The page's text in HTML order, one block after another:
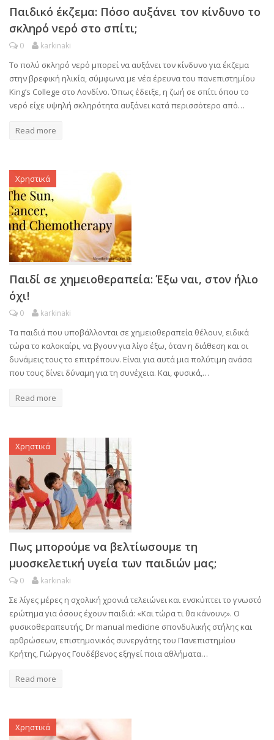
Παιδικό έκζεμα: Πόσο αυξάνει τον κίνδυνο το
σκληρό νερό στο σπίτι;
0 karkinaki
Το πολύ σκληρό νερό μπορεί να αυξάνει τον κίνδυνο για έκζεμα
στην βρεφική ηλικία, σύμφωνα με νέα έρευνα του πανεπιστημίου
King’s College στο Λονδίνο. Όπως έδειξε, η ζωή σε σπίτι όπου το
νερό είχε υψηλή σκληρότητα αυξάνει κατά περισσότερο από…
Read more
Χρηστικά
Παιδί σε χημειοθεραπεία: Έξω ναι, στον ήλιο
όχι!
0 karkinaki
Τα παιδιά που υποβάλλονται σε χημειοθεραπεία θέλουν, ειδικά
τώρα το καλοκαίρι, να βγουν για λίγο έξω, όταν η διάθεση και οι
δυνάμεις τους το επιτρέπουν. Είναι για αυτά μια πολύτιμη ανάσα
που τους δίνει δύναμη για τη συνέχεια. Και, φυσικά,…
Read more
Χρηστικά
Πως μπορούμε να βελτίωσουμε τη
μυοσκελετική υγεία των παιδιών μας;
0 karkinaki
Σε λίγες μέρες η σχολική χρονιά τελειώνει και ενσκύπτει το γνωστό
ερώτημα για όσους έχουν παιδιά: «Και τώρα τι θα κάνουν;». Ο
φυσικοθεραπευτής, Dr manual medicine σπονδυλικής στήλης και
αρθρώσεων, επιστημονικός συνεργάτης του Πανεπιστημίου
Κρήτης, Γιώργος Γουδέβενος εξηγεί ποια αθλήματα…
Read more
Χρηστικά